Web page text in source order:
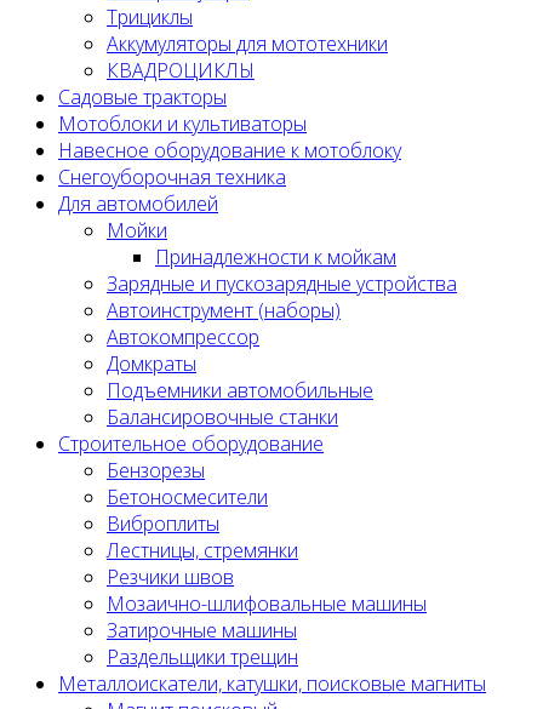
Трициклы
Аккумуляторы для мототехники
КВАДРОЦИКЛЫ
Садовые тракторы
Мотоблоки и культиваторы
Навесное оборудование к мотоблоку
Снегоуборочная техника
Для автомобилей
Мойки
Принадлежности к мойкам
Зарядные и пускозарядные устройства
Автоинструмент (наборы)
Автокомпрессор
Домкраты
Подъемники автомобильные
Балансировочные станки
Строительное оборудование
Бензорезы
Бетоносмесители
Виброплиты
Лестницы, стремянки
Резчики швов
Мозаично-шлифовальные машины
Затирочные машины
Раздельщики трещин
Металлоискатели, катушки, поисковые магниты